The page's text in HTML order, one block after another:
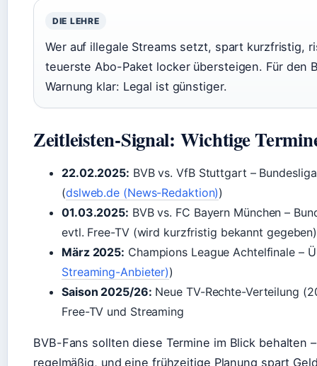
DIE LEHRE
Wer auf illegale Streams setzt, spart kurzfristig,
teuerste Abo-Paket locker übersteigen. Für den
Warnung klar: Legal ist günstiger.
Zeitleisten-Signal: Wichtige
22.02.2025: BVB vs. VfB Stuttgart –
(dslweb.de (News-Redaktion))
01.03.2025: BVB vs. FC Bayern München –
evtl. Free-TV (wird kurzfristig bekannt gegeben)
März 2025: Champions League Achtelfinale –
Streaming-Anbieter))
Saison 2025/26: Neue TV-Rechte-Verteilung
Free-TV und Streaming
BVB-Fans sollten diese Termine im Blick behalten
regelmäßig, und eine frühzeitige Planung spart